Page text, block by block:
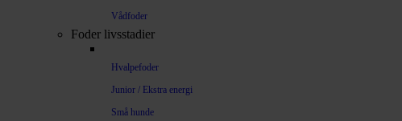
Vådfoder
Foder livsstadier
Hvalpefoder
Junior / Ekstra energi
Små hunde